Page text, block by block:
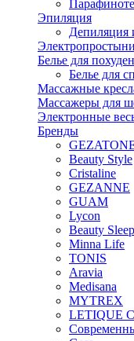
Эпиляция
Депиляция
Белье для
Белье для
Массажные
Массажеры для
Электронные
Бренды
Beauty Style
Cristaline
GEZANNE
GUAM
Lycon
Beauty Sleep
Minna Life
TONIS
Aravia
Medisana
MYTREX
LETIQUE